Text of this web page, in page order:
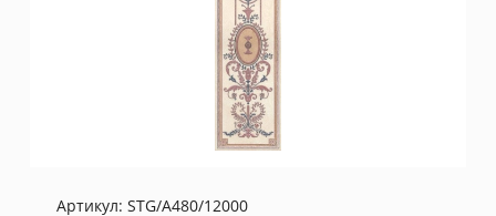
Артикул: STG/A480/12000